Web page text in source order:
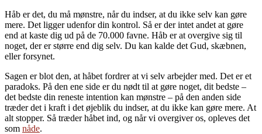
Håb er det, du må mønstre, når du indser, at du ikke selv kan gøre
mere. Det ligger udenfor din kontrol. Så er der intet andet at gøre
end at kaste dig ud på de 70.000 favne. Håb er at overgive sig til
noget, der er større end dig selv. Du kan kalde det Gud, skæbnen,
eller forsynet.
Sagen er blot den, at håbet fordrer at vi selv arbejder med. Det er et
paradoks. På den ene side er du nødt til at gøre noget, dit bedste –
det bedste din reneste intention kan mønstre – på den anden side
træder det i kraft i det øjeblik du indser, at du ikke kan gøre mere. At
alt stopper. Så træder håbet ind, og når vi overgiver os, opleves det
som nåde.